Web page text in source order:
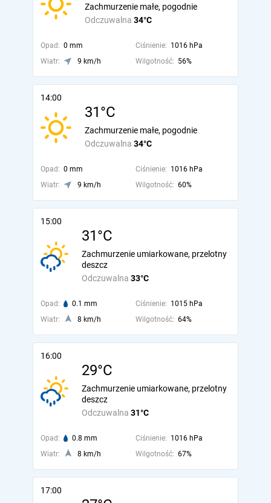
Odczuwalna 34°C
Zachmurzenie małe, pogodnie
Opad: 0 mm Ciśnienie: 1016 hPa
Wiatr:
9 km/h Wilgotność: 56%
14:00
31°C
Odczuwalna 34°C
Zachmurzenie małe, pogodnie
Opad: 0 mm Ciśnienie: 1016 hPa
Wiatr:
9 km/h Wilgotność: 60%
15:00
31°C
Odczuwalna 33°C
Zachmurzenie umiarkowane, przelotny
deszcz
Opad: 0.1 mm Ciśnienie: 1015 hPa
Wiatr:
8 km/h Wilgotność: 64%
16:00
29°C
Odczuwalna 31°C
Zachmurzenie umiarkowane, przelotny
deszcz
Opad: 0.8 mm Ciśnienie: 1016 hPa
Wiatr:
8 km/h Wilgotność: 67%
17:00